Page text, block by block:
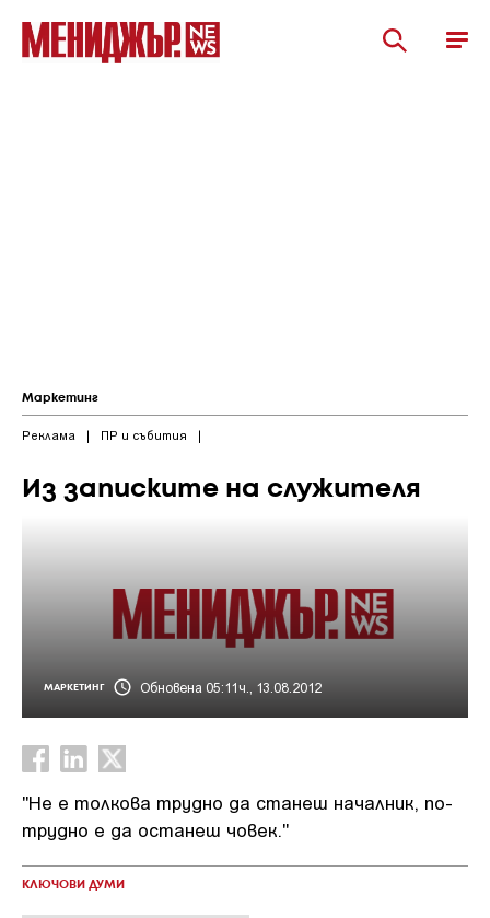
Маркетинг
Реклама | ПР и събития |
Из записките на служителя
МАРКЕТИНГ Обновена 05:11ч., 13.08.2012
"Не е толкова трудно да станеш началник, по-
трудно е да останеш човек."
КЛЮЧОВИ ДУМИ